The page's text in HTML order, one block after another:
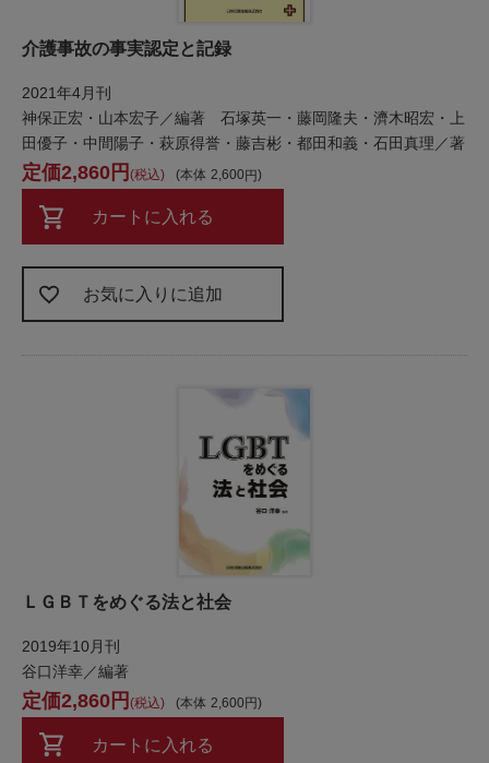
介護事故の事実認定と記録
2021年4月刊
神保正宏・山本宏子／編著 石塚英一・藤岡隆夫・濟木昭宏・上
田優子・中間陽子・萩原得誉・藤吉彬・都田和義・石田真理／著
本体 2,600
2,860 税込
カートに入れる
お気に入りに追加
ＬＧＢＴをめぐる法と社会
2019年10月刊
谷口洋幸／編著
本体 2,600
2,860 税込
カートに入れる